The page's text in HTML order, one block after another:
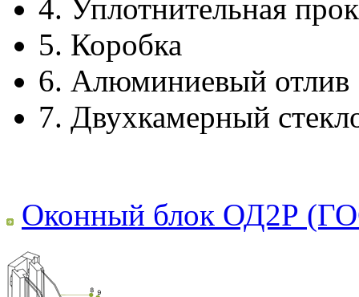
4. Уплотнительная
5. Коробка
6. Алюминиевый отлив
7. Двухкамерный
Оконный блок ОД2Р